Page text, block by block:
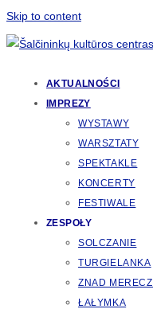
Skip to content
AKTUALNOŚCI
IMPREZY
WYSTAWY
WARSZTATY
SPEKTAKLE
KONCERTY
FESTIWALE
ZESPOŁY
SOLCZANIE
TURGIELANKA
ZNAD
ŁAŁYMKA